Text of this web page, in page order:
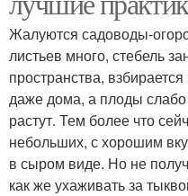
Жалуются садоводы-
листьев много, стебель
пространства,
даже дома, а плоды
растут. Тем более что
небольших, с хорошим
в сыром виде. Но не
как же ухаживать за